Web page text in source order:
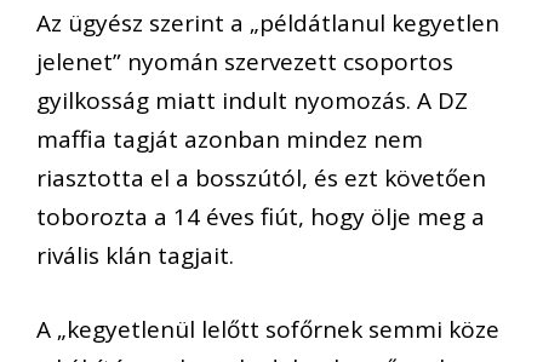
Az ügyész szerint a „példátlanul kegyetlen
jelenet” nyomán szervezett csoportos
gyilkosság miatt indult nyomozás. A DZ
maffia tagját azonban mindez nem
riasztotta el a bosszútól, és ezt követően
toborozta a 14 éves fiút, hogy ölje meg a
rivális klán tagjait.
A „kegyetlenül lelőtt sofőrnek semmi köze